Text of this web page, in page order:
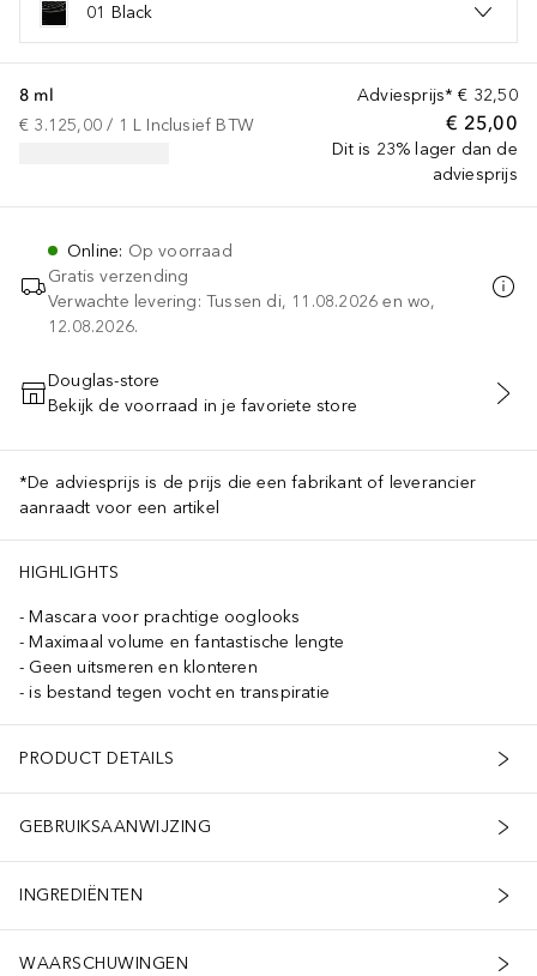
01 Black
Adviesprijs* € 32,50
€ 25,00
Dit is 23% lager dan de
adviesprijs
8 ml
€ 3.125,00 / 1 L Inclusief BTW
Online: Op voorraad
Gratis verzending
Verwachte levering: Tussen di, 11.08.2026 en wo,
12.08.2026.
VOEG TOE AAN WINKELMANDJE
Douglas-store
Bekijk de voorraad in je favoriete store
*De adviesprijs is de prijs die een fabrikant of leverancier
aanraadt voor een artikel
HIGHLIGHTS
Mascara voor prachtige ooglooks
Maximaal volume en fantastische lengte
Geen uitsmeren en klonteren
is bestand tegen vocht en transpiratie
PRODUCT DETAILS
GEBRUIKSAANWIJZING
INGREDIËNTEN
WAARSCHUWINGEN